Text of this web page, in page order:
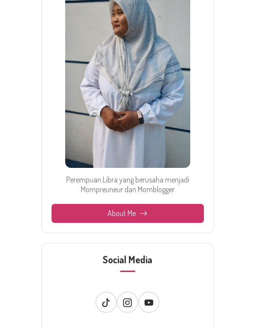
Perempuan Libra yang berusaha menjadi
Mompreuneur dan Momblogger
About Me
Social Media